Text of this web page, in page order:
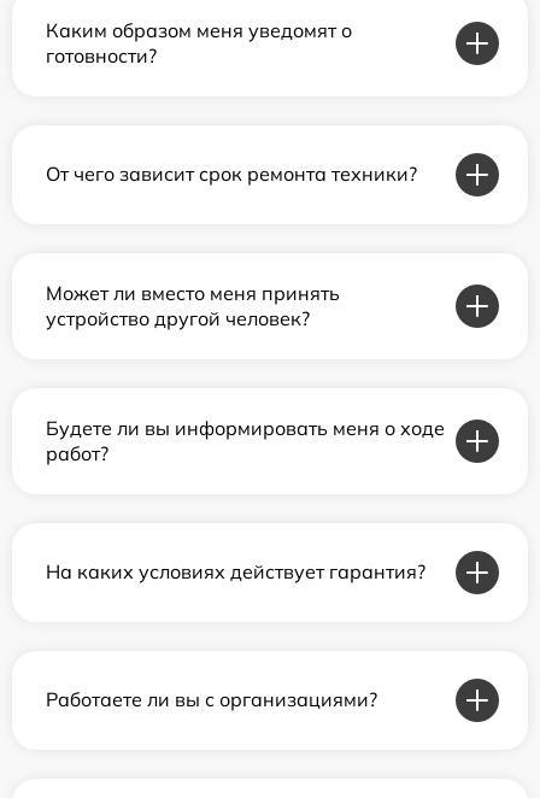
Каким образом меня уведомят о
готовности?
От чего зависит срок ремонта техники?
Может ли вместо меня принять
устройство другой человек?
Будете ли вы информировать меня о ходе
работ?
На каких условиях действует гарантия?
Работаете ли вы с организациями?